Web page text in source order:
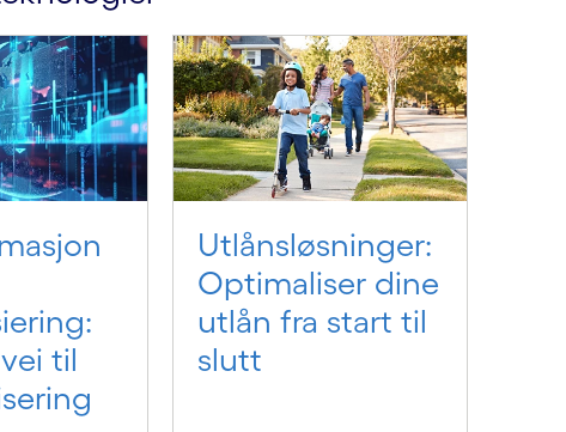
til
Utlånsløsninger:
Optimaliser dine
utlån fra start til
slutt